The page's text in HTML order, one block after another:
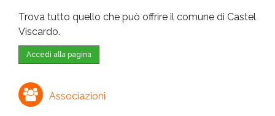
Trova tutto quello che può offrire il comune di Castel
Viscardo.
Accedi alla pagina
Associazioni